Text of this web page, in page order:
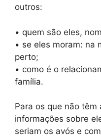
outros:
• quem são eles,
• se eles moram: na
perto;
• como é o
família.
Para os que não têm
informações sobre
seriam os avós e